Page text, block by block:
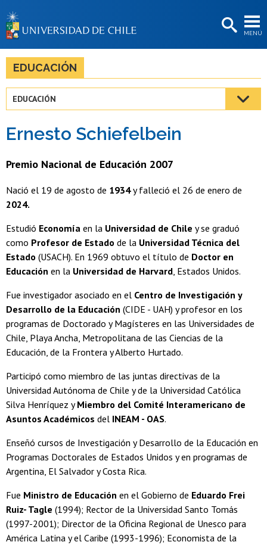
MENÚ
BIBLIOTECAS
Estudiantes
Académicas/os
Funcionarias/os
EDUCACIÓN
EDUCACIÓN
Ernesto Schiefelbein
Premio Nacional de Educación 2007
Nació el 19 de agosto de 1934y falleció el 26 de enero de
2024.
Estudió Economía en la Universidad de Chile y se graduó
como Profesor de Estado de la Universidad Técnica del
Estado (USACH). En 1969 obtuvo el título de Doctor en
Educación en la Universidad de Harvard, Estados Unidos.
Fue investigador asociado en el Centro de Investigación y
Desarrollo de la Educación (CIDE - UAH) y profesor en los
programas de Doctorado y Magísteres en las Universidades de
Chile, Playa Ancha, Metropolitana de las Ciencias de la
Educación, de la Frontera y Alberto Hurtado.
Participó como miembro de las juntas directivas de la
Universidad Autónoma de Chile y de la Universidad Católica
Silva Henríquez yMiembro del Comité Interamericano de
Asuntos Académicos del INEAM - OAS.
Enseñó cursos de Investigación y Desarrollo de la Educación en
Programas Doctorales de Estados Unidos y en programas de
Argentina, El Salvador y Costa Rica.
Fue Ministro de Educación en el Gobierno de Eduardo Frei
Ruiz- Tagle (1994); Rector de la Universidad Santo Tomás
(1997-2001); Director de la Oficina Regional de Unesco para
América Latina y el Caribe (1993-1996); Economista de la